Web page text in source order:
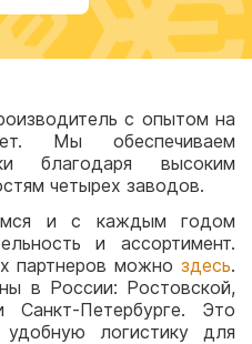
с опытом на
Мы обеспечиваем
благодаря высоким
четырех заводов.
и с каждым годом
и ассортимент.
партнеров можно здесь.
в России: Ростовской,
Петербурге. Это
удобную логистику для